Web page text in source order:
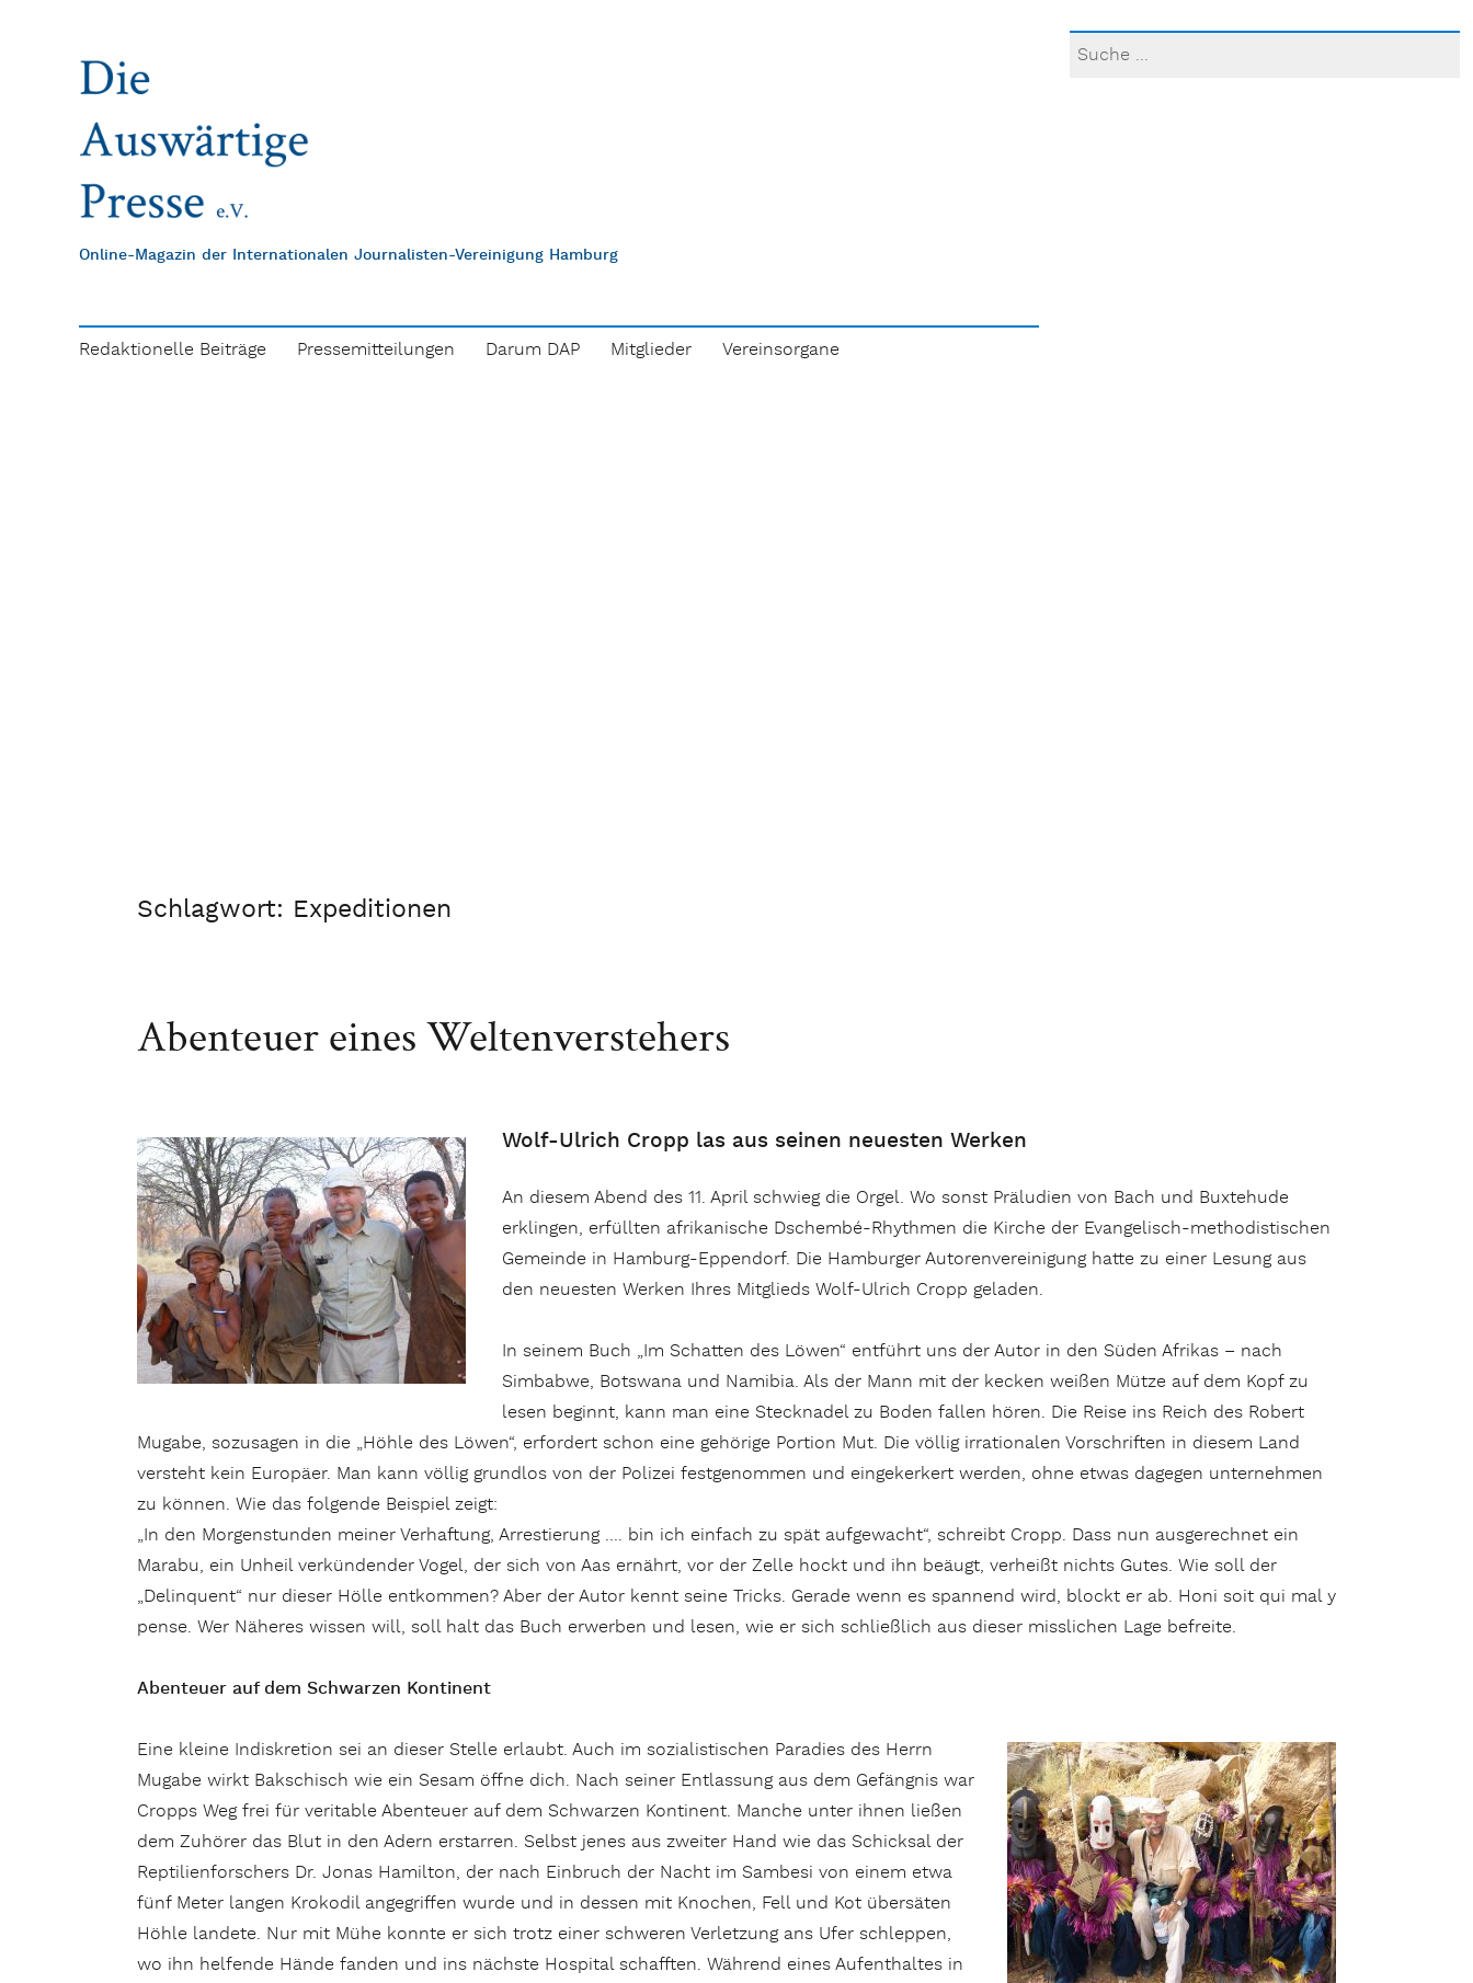
Online-Magazin der Internationalen Journalisten-Vereinigung Hamburg
Redaktionelle Beiträge Pressemitteilungen Darum DAP Mitglieder Vereinsorgane
Schlagwort: Expeditionen
Abenteuer eines Weltenverstehers
Wolf-Ulrich Cropp las aus seinen neuesten Werken
An diesem Abend des 11. April schwieg die Orgel. Wo sonst Präludien von Bach und Buxtehude
erklingen, erfüllten afrikanische Dschembé-Rhythmen die Kirche der Evangelisch-methodistischen
Gemeinde in Hamburg-Eppendorf. Die Hamburger Autorenvereinigung hatte zu einer Lesung aus
den neuesten Werken Ihres Mitglieds Wolf-Ulrich Cropp geladen.
In seinem Buch „Im Schatten des Löwen“ entführt uns der Autor in den Süden Afrikas – nach
Simbabwe, Botswana und Namibia. Als der Mann mit der kecken weißen Mütze auf dem Kopf zu
lesen beginnt, kann man eine Stecknadel zu Boden fallen hören. Die Reise ins Reich des Robert
Mugabe, sozusagen in die „Höhle des Löwen“, erfordert schon eine gehörige Portion Mut. Die völlig irrationalen Vorschriften in diesem Land
versteht kein Europäer. Man kann völlig grundlos von der Polizei festgenommen und eingekerkert werden, ohne etwas dagegen unternehmen
zu können. Wie das folgende Beispiel zeigt:
„In den Morgenstunden meiner Verhaftung, Arrestierung …. bin ich einfach zu spät aufgewacht“, schreibt Cropp. Dass nun ausgerechnet ein
Marabu, ein Unheil verkündender Vogel, der sich von Aas ernährt, vor der Zelle hockt und ihn beäugt, verheißt nichts Gutes. Wie soll der
„Delinquent“ nur dieser Hölle entkommen? Aber der Autor kennt seine Tricks. Gerade wenn es spannend wird, blockt er ab. Honi soit qui mal y
pense. Wer Näheres wissen will, soll halt das Buch erwerben und lesen, wie er sich schließlich aus dieser misslichen Lage befreite.
Abenteuer auf dem Schwarzen Kontinent
Eine kleine Indiskretion sei an dieser Stelle erlaubt. Auch im sozialistischen Paradies des Herrn
Mugabe wirkt Bakschisch wie ein Sesam öffne dich. Nach seiner Entlassung aus dem Gefängnis war
Cropps Weg frei für veritable Abenteuer auf dem Schwarzen Kontinent. Manche unter ihnen ließen
dem Zuhörer das Blut in den Adern erstarren. Selbst jenes aus zweiter Hand wie das Schicksal der
Reptilienforschers Dr. Jonas Hamilton, der nach Einbruch der Nacht im Sambesi von einem etwa
fünf Meter langen Krokodil angegriffen wurde und in dessen mit Knochen, Fell und Kot übersäten
Höhle landete. Nur mit Mühe konnte er sich trotz einer schweren Verletzung ans Ufer schleppen,
wo ihn helfende Hände fanden und ins nächste Hospital schafften. Während eines Aufenthaltes in